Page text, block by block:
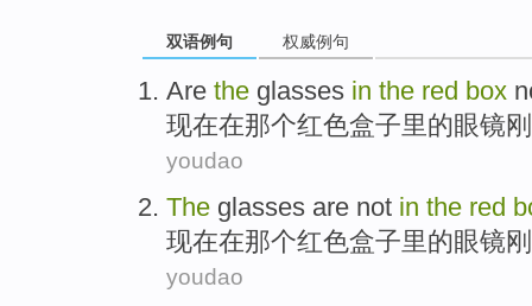
双语例句 权威例句
Are the glasses in the red box
现在在那个红色盒子里的眼镜
youdao
The glasses are not in the red
现在在那个红色盒子里的眼镜
youdao